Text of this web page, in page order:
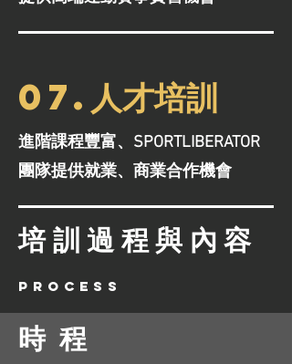
07.人才培訓
進階課程豐富、SPORTLIBERATOR
團隊提供就業、商業合作機會
培訓過程與內容
Process
時 程